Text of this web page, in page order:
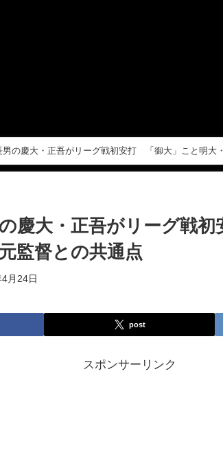
男の慶大・正吾がリーグ戦初安打 「御大」こと明大
慶大・正吾がリーグ戦
監督との共通点
月24日
post
スポンサーリンク